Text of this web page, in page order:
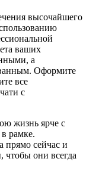
высочайшего
ваших
а
Оформите
все
с
жизнь ярче с
рамке.
прямо сейчас и
они всегда